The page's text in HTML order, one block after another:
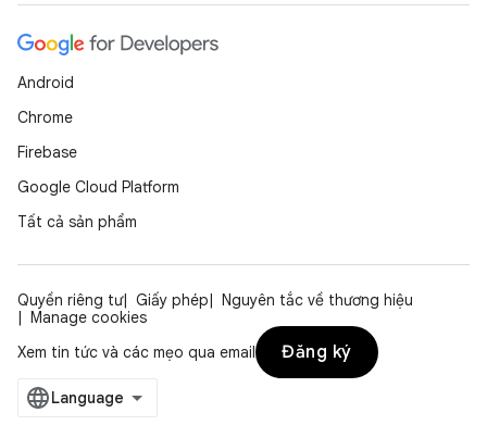
Android
Chrome
Firebase
Google Cloud Platform
Tất cả sản phẩm
Quyền riêng tư Giấy phép
Nguyên tắc về thương hiệu
Manage cookies
Xem tin tức và các mẹo qua email
Đăng ký